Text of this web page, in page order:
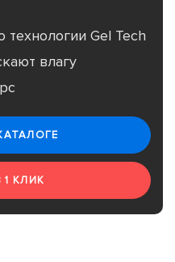
технологии Gel Tech
влагу
1 КЛИК